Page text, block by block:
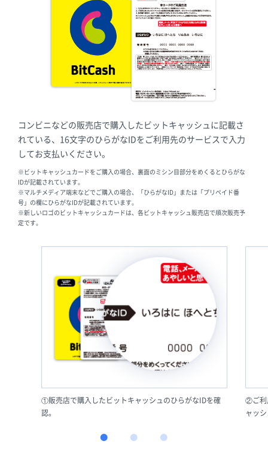
コンビニなどの販売店で購入したビットキャッシュに記載さ
れている、16文字のひらがなIDをご利用先のサービスで入力
してお支払いください。
※ビットキャッシュカードをご購入の場合、裏面のミシン目部分をめくるとひらがな
IDが記載されています。
※マルチメディア端末などでご購入の場合、「ひらがなID」または「プリペイド番
号」の欄にひらがなIDが記載されています。
※新しいロゴのビットキャッシュカードは、各ビットキャッシュ販売店で順次販売予
定です。
①販売店で購入したビットキャッシュのひらがなIDを確
認。
②ご利
ャッ